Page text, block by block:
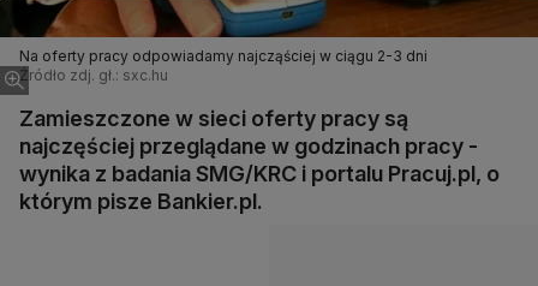
Na oferty pracy odpowiadamy najcząściej w ciągu 2-3 dni
Źródło zdj. gł.: sxc.hu
Zamieszczone w sieci oferty pracy są
najczęściej przeglądane w godzinach pracy -
wynika z badania SMG/KRC i portalu Pracuj.pl, o
którym pisze Bankier.pl.